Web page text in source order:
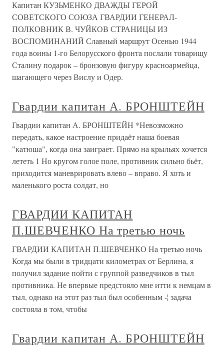
Капитан КУЗЬМЕНКО ДВАЖДЫ ГЕРОЙ
СОВЕТСКОГО СОЮЗА ГВАРДИИ ГЕНЕРАЛ-
ПОЛКОВНИК В. ЧУЙКОВ СТРАНИЦЫ ИЗ
ВОСПОМИНАНИЙ Славный маршрут Осенью 1944
года воины 1-го Белорусского фронта послали товарищу
Сталину подарок – бронзовую фигуру красноармейца,
шагающего через Вислу и Одер.
Гвардии капитан А. БРОНШТЕЙН
Гвардии капитан А. БРОНШТЕЙН *Невозможно
передать, какое настроение придаёт наша боевая
"катюша", когда она заиграет. Прямо на крыльях хочется
лететь 1 Но кругом голое поле, противник сильно бьёт,
приходится маневрировать влево – вправо. Я хоть и
маленького роста солдат, но
ГВАРДИИ КАПИТАН
П.ШЕВЧЕНКО На третью ночь
ГВАРДИИ КАПИТАН П.ШЕВЧЕНКО На третью ночь
Когда мы были в тридцати километрах от Берлина, я
получил задание пойти с группой разведчиков в тыл
противника. Не впервые предстояло мне итти к немцам в
тыл, однако на этот раз тыл был особенным -¦ задача
состояла в том, чтобы
Гвардии капитан А. БРОНШТЕЙН